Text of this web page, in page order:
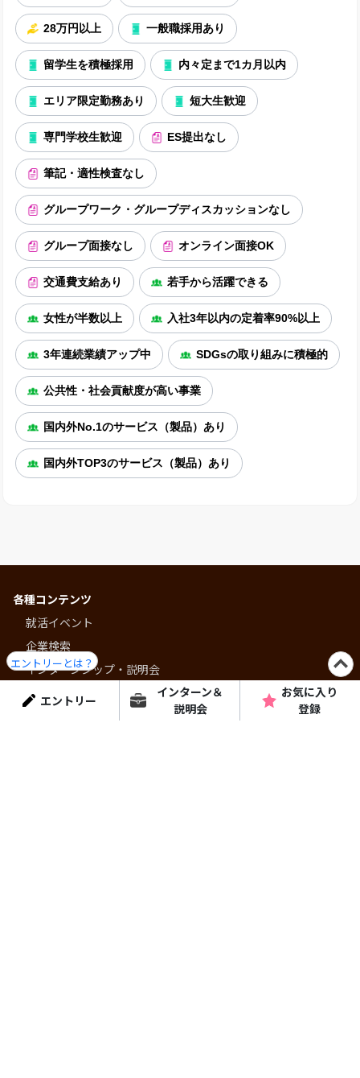
28万円以上 一般職採用あり
留学生を積極採用 内々定まで1カ月以内
エリア限定勤務あり 短大生歓迎
専門学校生歓迎 ES提出なし
筆記・適性検査なし
グループワーク・グループディスカッションなし
グループ面接なし オンライン面接OK
交通費支給あり 若手から活躍できる
女性が半数以上 入社3年以内の定着率90%以上
3年連続業績アップ中 SDGsの取り組みに積極的
公共性・社会貢献度が高い事業
国内外No.1のサービス（製品）あり
国内外TOP3のサービス（製品）あり
エントリー
エントリーとは？
インターン＆
説明会
お気に入り
登録
各種コンテンツ
就活イベント
企業検索
インターンシップ・説明会
就活プログラム